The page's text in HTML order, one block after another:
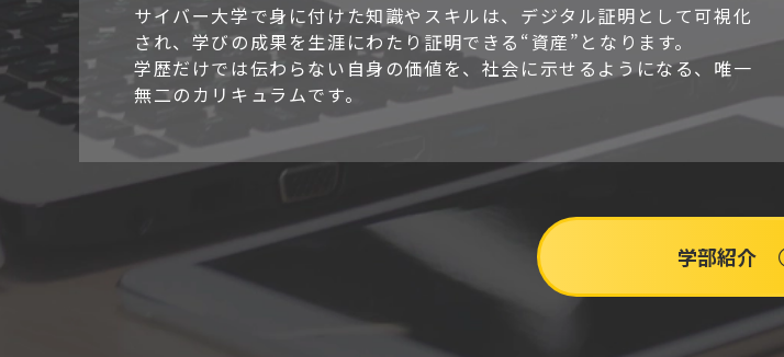
サイバー大学で身に付けた知識やスキルは、デジタル証明として可視化
され、学びの成果を生涯にわたり証明できる“資産”となります。
学歴だけでは伝わらない自身の価値を、社会に示せるようになる、唯一
無二のカリキュラムです。
学部紹介